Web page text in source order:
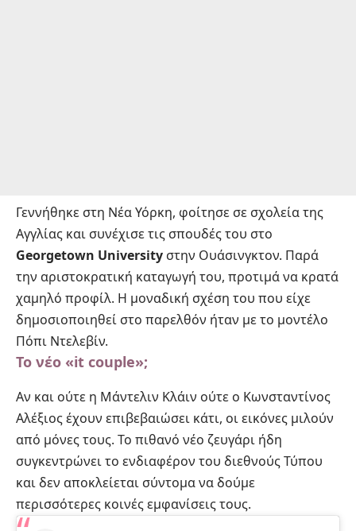
Γεννήθηκε στη Νέα Υόρκη, φοίτησε σε σχολεία της
Αγγλίας και συνέχισε τις σπουδές του στο
Georgetown University στην Ουάσινγκτον. Παρά
την αριστοκρατική καταγωγή του, προτιμά να κρατά
χαμηλό προφίλ. Η μοναδική σχέση του που είχε
δημοσιοποιηθεί στο παρελθόν ήταν με το μοντέλο
Πόπι Ντελεβίν.
Το νέο «it couple»;
Αν και ούτε η Μάντελιν Κλάιν ούτε ο Κωνσταντίνος
Αλέξιος έχουν επιβεβαιώσει κάτι, οι εικόνες μιλούν
από μόνες τους. Το πιθανό νέο ζευγάρι ήδη
συγκεντρώνει το ενδιαφέρον του διεθνούς Τύπου
και δεν αποκλείεται σύντομα να δούμε
περισσότερες κοινές εμφανίσεις τους.